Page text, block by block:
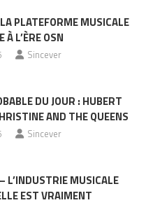
PLATEFORME MUSICALE
À L’ÈRE OSN
Sincever
DU JOUR : HUBERT
AND THE QUEENS
Sincever
L’INDUSTRIE MUSICALE
EST VRAIMENT